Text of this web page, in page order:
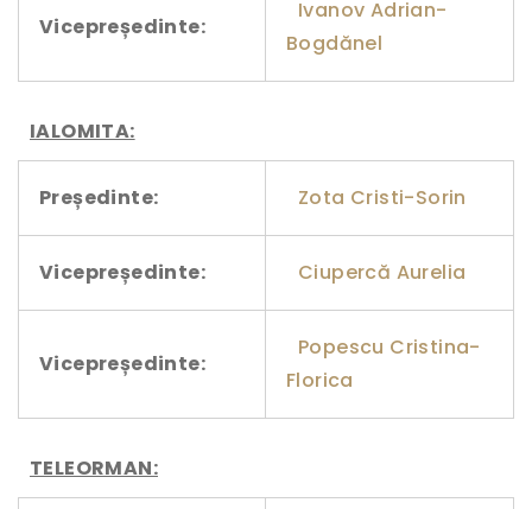
Vicepreședinte:
Ivanov Adrian-
Bogdănel
IALOMITA:
Președinte: Zota Cristi-Sorin
Vicepreședinte: Ciupercă Aurelia
Vicepreședinte:
Popescu Cristina-
Florica
TELEORMAN: